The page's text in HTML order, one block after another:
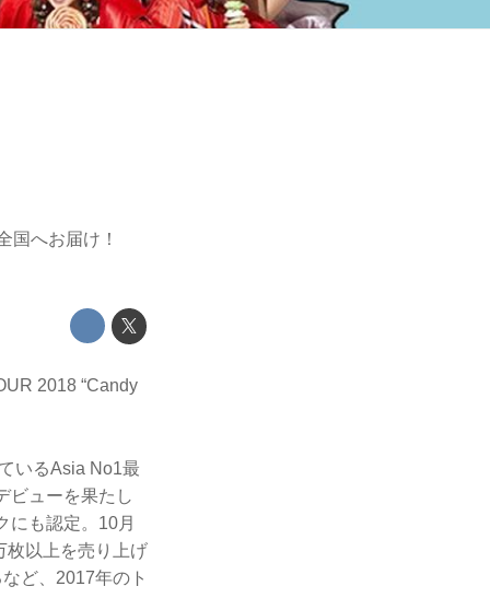
国へお届け！
2018 “Candy
いるAsia No1最
ビューを果たし
にも認定。10月
枚以上を売り上げ
ど、2017年のト